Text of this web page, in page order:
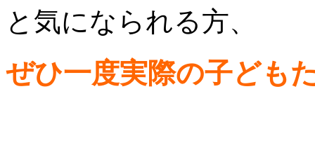
と気になられる方、
ぜひ一度実際の子ども